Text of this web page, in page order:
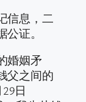
信息，二
证。
婚姻矛
父之间的
日